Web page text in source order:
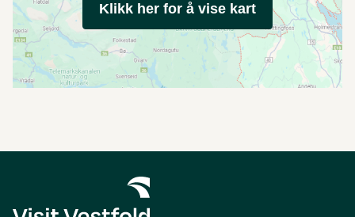
Klikk her for å vise kart